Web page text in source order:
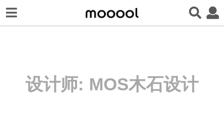
设计师: MOS木石设计